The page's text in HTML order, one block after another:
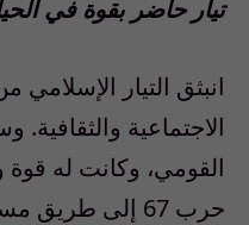
تيار حاضر بقوة في
انبثق التيار الإسلامي
الاجتماعية والثقافية.
القومي، وكانت له
حرب 67 إلى